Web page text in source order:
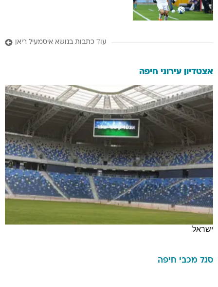
עוד כתבות בנושא איסמעיל ריאן
אצטדיון עירוני חיפה
ישראל
סגל מכבי חיפה